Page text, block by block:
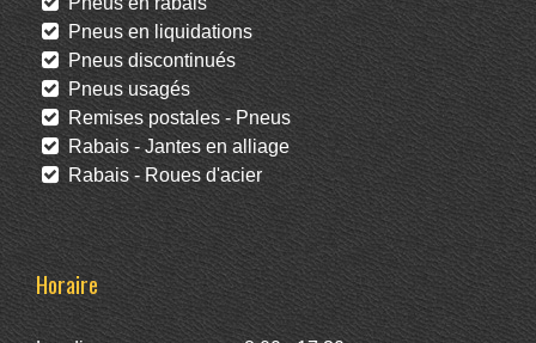
Pneus en liquidations
Pneus discontinués
Pneus usagés
Remises postales - Pneus
Rabais - Jantes en alliage
Rabais - Roues d'acier
Horaire